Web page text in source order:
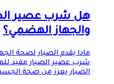
هل شرب عصير
والجهاز الهضمي؟
ماذا يقدم الصبار لصحة
شرب عصير الصبار مفيد
الصبار يعزز من صحة